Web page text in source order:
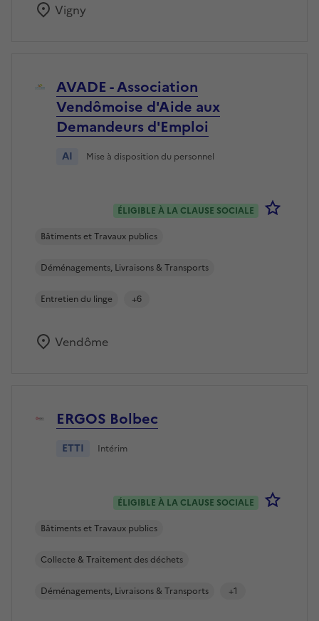
Vigny
AVADE - Association
Vendômoise d'Aide aux
Demandeurs d'Emploi
AI Mise à disposition du personnel
ÉLIGIBLE À LA CLAUSE SOCIALE
Bâtiments et Travaux publics
Déménagements, Livraisons & Transports
Entretien du linge +6
Vendôme
ERGOS Bolbec
ETTI Intérim
ÉLIGIBLE À LA CLAUSE SOCIALE
Bâtiments et Travaux publics
Collecte & Traitement des déchets
Déménagements, Livraisons & Transports +1